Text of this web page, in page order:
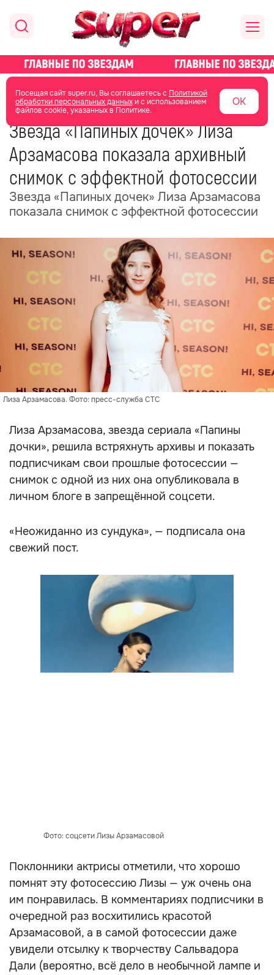
Посещая сайт super.ru, Вы соглашаетесь с Политикой
обработки персональных данныхи с использованием
файлов cookie, указанных в Политике.
ОК
главная новости о звездах новости
23 июня 04:43
Звезда «Папиных дочек» Лиза
Арзамасова показала архивный
снимок с эффектной фотосессии
Звезда «Папиных дочек» Лиза Арзамасова
показала снимок с эффектной фотосессии
Лиза Арзамасова. Фото: пресс-служба СТС
Лиза Арзамасова, звезда сериала «Папины
дочки», решила встряхнуть архивы и показать
подписчикам свои прошлые фотосессии —
снимок с одной из них она опубликовала в
личном блоге в запрещённой соцсети.
«Неожиданно из сундука», — подписала она
свежий пост.
Фото: соцсети Лизы Арзамасовой
Поклонники актрисы отметили, что хорошо
помнят эту фотосессию Лизы — уж очень она
им понравилась. В комментариях подписчики в
очередной раз восхитились красотой
Арзамасовой, а в самой фотосессии даже
увидели отсылку к творчеству Сальвадора
Дали (вероятно, всё дело в необычной лампе и